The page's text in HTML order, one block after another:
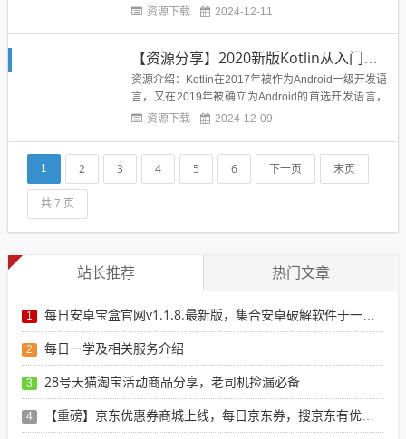
事这一行，还是学习学习都合适资源截图：下载地
资源下载 2024-12-11
【资源分享】2020新版Kotlin从入门到精通
资源介绍：Kotlin在2017年被作为Android一级开发语
言，又在2019年被确立为Android的首选开发语言，
这门语言近些年的发展得到了前所未有的支持和关
提出新的要求和标准。此次课程以K...
资源下载 2024-12-09
1 2 3 4 5 6 下一页 末页
共 7 页
站长推荐 热门文章
1 每日安卓宝盒官网v1.1.8.最新版，集合安卓破解软件于一体，新增全网搜索引擎
2 每日一学及相关服务介绍
3 28号天猫淘宝活动商品分享，老司机捡漏必备
4 【重磅】京东优惠券商城上线，每日京东券，搜京东有优惠的商品